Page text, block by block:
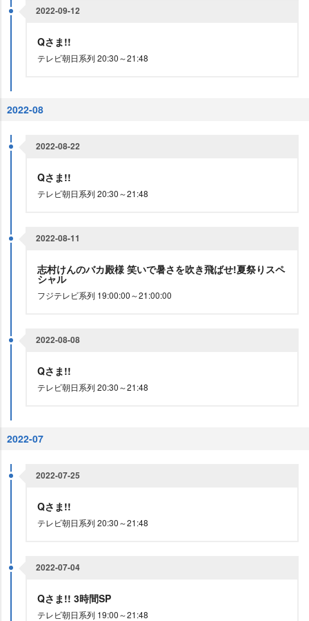
2022-09-12
Qさま!!
テレビ朝日系列 20:30～21:48
2022-08
2022-08-22
Qさま!!
テレビ朝日系列 20:30～21:48
2022-08-11
志村けんのバカ殿様 笑いで暑さを吹き飛ばせ!夏祭りスペ
シャル
フジテレビ系列 19:00:00～21:00:00
2022-08-08
Qさま!!
テレビ朝日系列 20:30～21:48
2022-07
2022-07-25
Qさま!!
テレビ朝日系列 20:30～21:48
2022-07-04
Qさま!! 3時間SP
テレビ朝日系列 19:00～21:48